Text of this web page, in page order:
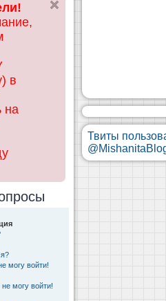
ск
в
на
могу войти!
могу войти!
Твиты